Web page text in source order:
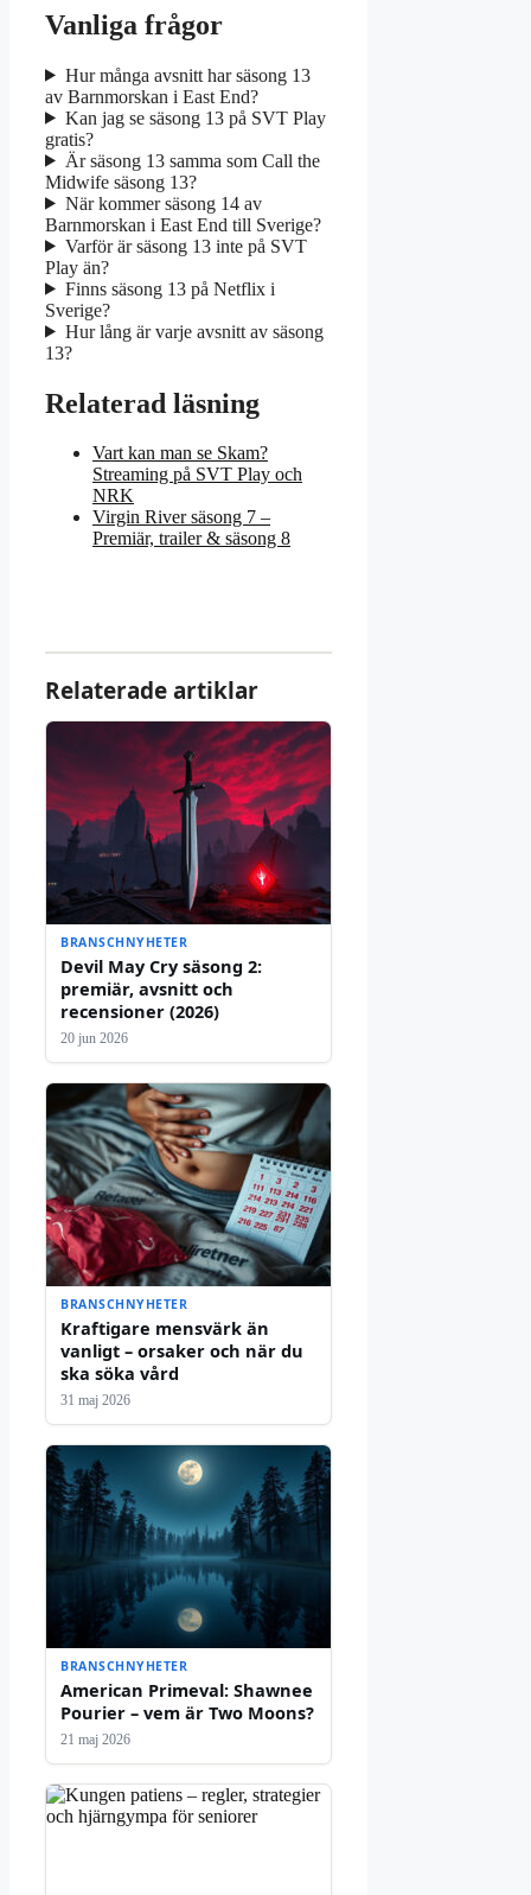
Vanliga frågor
Hur många avsnitt har säsong 13
av Barnmorskan i East End?
Kan jag se säsong 13 på SVT Play
gratis?
Är säsong 13 samma som Call the
Midwife säsong 13?
När kommer säsong 14 av
Barnmorskan i East End till Sverige?
Varför är säsong 13 inte på SVT
Play än?
Finns säsong 13 på Netflix i
Sverige?
Hur lång är varje avsnitt av säsong
13?
Relaterad läsning
Vart kan man se Skam?
Streaming på SVT Play och
NRK
Virgin River säsong 7 –
Premiär, trailer & säsong 8
Relaterade artiklar
BRANSCHNYHETER
Devil May Cry säsong 2:
premiär, avsnitt och
recensioner (2026)
20 jun 2026
BRANSCHNYHETER
Kraftigare mensvärk än
vanligt – orsaker och när du
ska söka vård
31 maj 2026
BRANSCHNYHETER
American Primeval: Shawnee
Pourier – vem är Two Moons?
21 maj 2026